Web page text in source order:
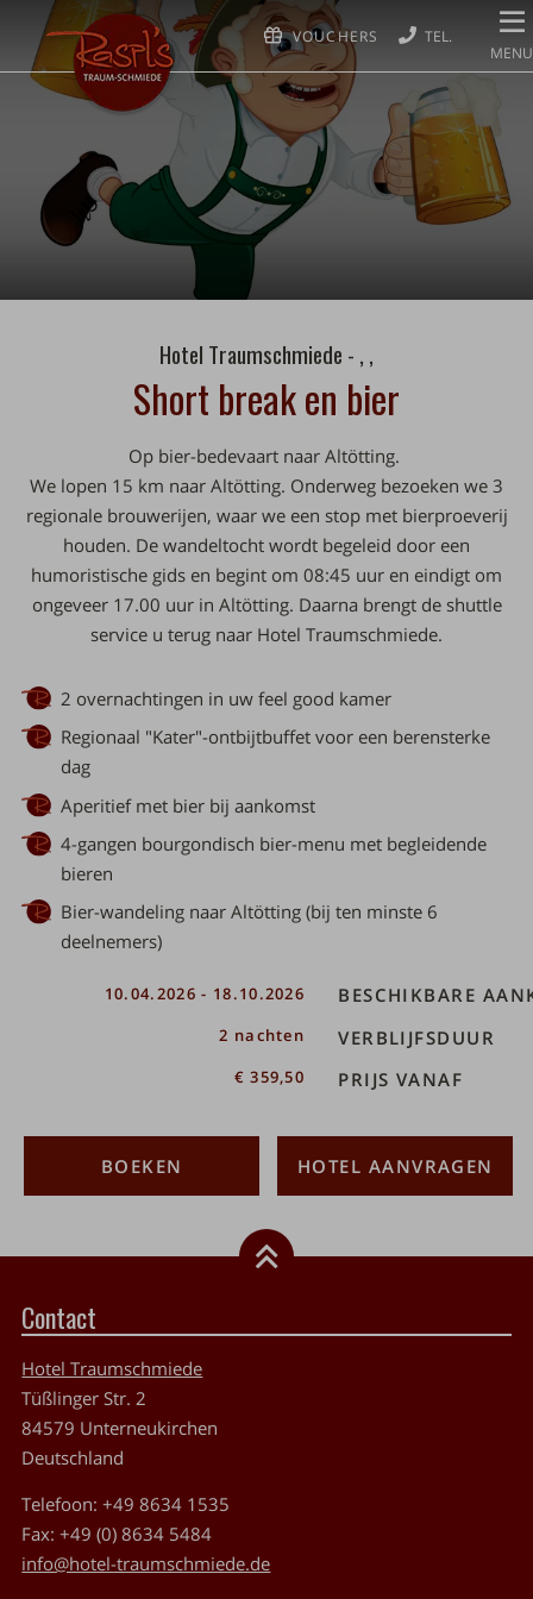
VOUCHERS
MENU
Hotel Traumschmiede - , ,
Short break en bier
Op bier-bedevaart naar Altötting.
We lopen 15 km naar Altötting. Onderweg bezoeken we 3
regionale brouwerijen, waar we een stop met bierproeverij
houden. De wandeltocht wordt begeleid door een
humoristische gids en begint om 08:45 uur en eindigt om
ongeveer 17.00 uur in Altötting. Daarna brengt de shuttle
service u terug naar Hotel Traumschmiede.
2 overnachtingen in uw feel good kamer
Regionaal "Kater"-ontbijtbuffet voor een berensterke
dag
Aperitief met bier bij aankomst
4-gangen bourgondisch bier-menu met begleidende
bieren
Bier-wandeling naar Altötting (bij ten minste 6
deelnemers)
BESCHIKBARE
10.04.2026 - 18.10.2026
VERBLIJFSDUUR
2 nachten
PRIJS VANAF
€ 359,50
BOEKEN HOTEL AANVRAGEN
Contact
Hotel Traumschmiede
Tüßlinger Str. 2
84579 Unterneukirchen
Deutschland
Telefoon:+49 8634 1535
Fax:+49 (0) 8634 5484
info@hotel-traumschmiede.de